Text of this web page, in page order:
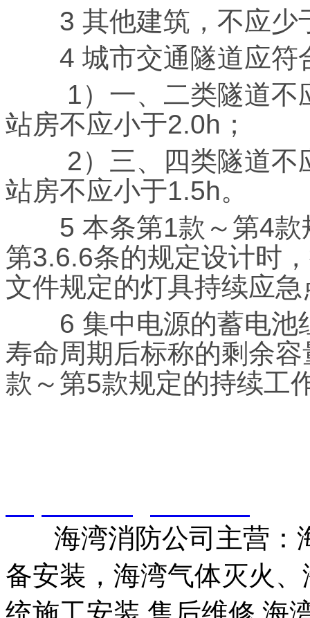
3 其他建筑，不应少
4 城市交通隧道应符
1）一、二类隧道不
站房不应小于2.0h；
2）三、四类隧道不
站房不应小于1.5h。
5 本条第1款～第4款
第3.6.6条的规定设计时
文件规定的灯具持续应
6 集中电源的蓄电池
寿命周期后标称的剩余
款～第5款规定的持续工
海湾消防公司主营：
备安装，海湾气体灭火